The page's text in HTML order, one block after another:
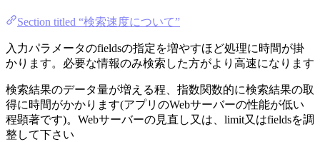
Section titled “検索速度について”
入力パラメータのfieldsの指定を増やすほど処理に時間が掛
かります。必要な情報のみ検索した方がより高速になります
検索結果のデータ量が増える程、指数関数的に検索結果の取
得に時間がかかります(アプリのWebサーバーの性能が低い
程顕著です)。Webサーバーの見直し又は、limit又はfieldsを調
整して下さい